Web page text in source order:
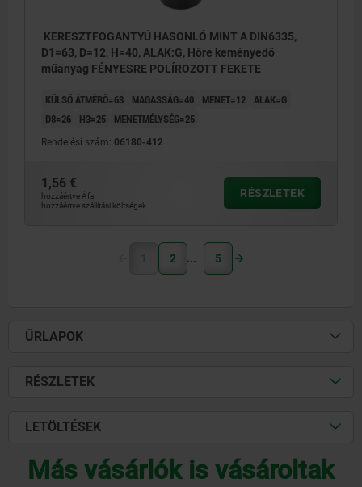
KERESZTFOGANTYÚ HASONLÓ MINT A DIN6335,
D1=63, D=12, H=40, ALAK:G, Hőre keményedő
műanyag FÉNYESRE POLÍROZOTT FEKETE
KÜLSŐ ÁTMÉRŐ=63 MAGASSÁG=40 MENET=12 ALAK=G
D8=26
H3=25 MENETMÉLYSÉG=25
Rendelési szám: 06180-412
1,56 €
hozzáértve Áfa
hozzáértve szállítási költségek
RÉSZLETEK
1 2 5
ŰRLAPOK
RÉSZLETEK
LETÖLTÉSEK
Más vásárlók is vásároltak